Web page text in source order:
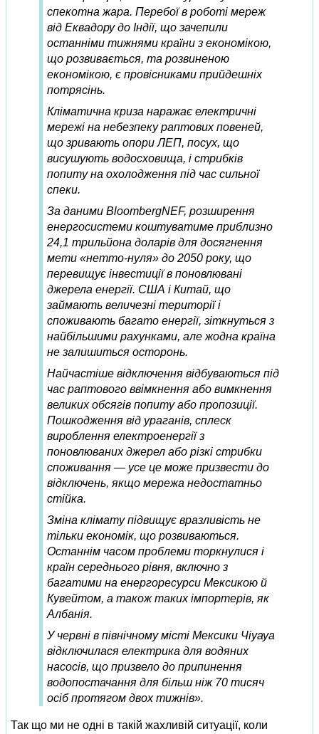
спекотна жара. Перебої в роботі мереж
від Еквадору до Індії, що зачепили
останніми тижнями країни з економікою,
що розвивається, та розвиненою
економікою, є провісниками прийдешніх
потрясінь.
Кліматична криза наражає електричні
мережі на небезпеку раптових повеней,
що зривають опори ЛЕП, посух, що
висушують водосховища, і стрибків
попиту на охолодження під час сильної
спеки.
За даними BloombergNEF, розширення
енергосистеми коштуватиме приблизно
24,1 трильйона доларів для досягнення
мети «нетто-нуля» до 2050 року, що
перевищує інвестиції в поновлювані
джерела енергії. США і Китай, що
займають величезні території і
споживають багато енергії, зіткнуться з
найбільшими рахунками, але жодна країна
не залишиться осторонь.
Найчастіше відключення відбуваються під
час раптового ввімкнення або вимкнення
великих обсягів попиту або пропозиції.
Пошкодження від ураганів, сплеск
вироблення електроенергії з
поновлюваних джерел або різкі стрибки
споживання — усе це може призвести до
відключень, якщо мережа недостатньо
стійка.
Зміна клімату підвищує вразливість не
тільки економік, що розвиваються.
Останнім часом проблеми торкнулися і
країн середнього рівня, включно з
багатими на енергоресурси Мексикою й
Кувейтом, а також таких імпортерів, як
Албанія.
У червні в північному місті Мексики Чіуауа
відключилася електрика для водяних
насосів, що призвело до припинення
водопостачання для більш ніж 70 тисяч
осіб протягом двох тижнів».
Так що ми не одні в такій жахливій ситуації, коли